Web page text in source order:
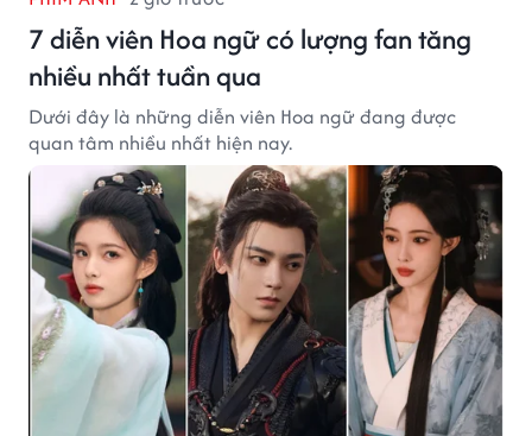
7 diễn viên Hoa ngữ có lượng fan tăng
nhiều nhất tuần qua
Dưới đây là những diễn viên Hoa ngữ đang được
quan tâm nhiều nhất hiện nay.